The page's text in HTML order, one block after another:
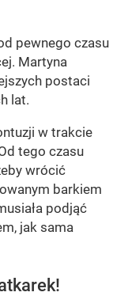
pewnego czasu
Martyna
postaci
lat.
w trakcie
tego czasu
wrócić
barkiem
podjąć
jak sama